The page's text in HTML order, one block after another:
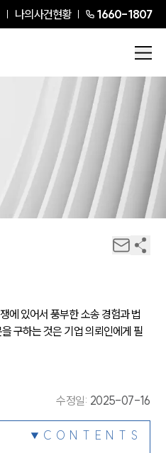
나의사건현황 1660-1807
에 있어서 풍부한 소송 경험과 법
구하는 것은 기업 의뢰인에게 필
수정일: 2025-07-16
CONTENTS